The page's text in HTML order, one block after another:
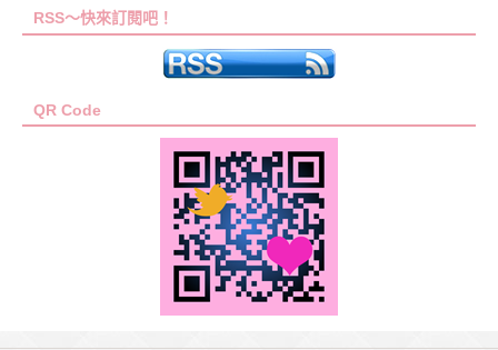
RSS～快來訂閱吧！
QR Code